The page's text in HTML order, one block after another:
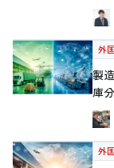
外
製
庫
外